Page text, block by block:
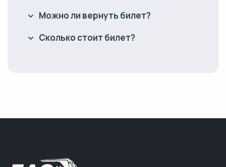
Можно ли вернуть билет?
Сколько стоит билет?